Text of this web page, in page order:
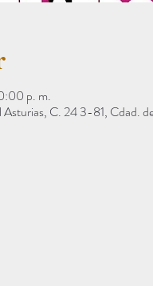
p. m.
C. 24 3-81, Cdad.